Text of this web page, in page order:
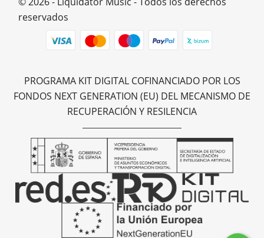
reservados
PROGRAMA KIT DIGITAL COFINANCIADO POR LOS
FONDOS NEXT GENERATION (EU) DEL MECANISMO DE
RECUPERACIÓN Y RESILENCIA